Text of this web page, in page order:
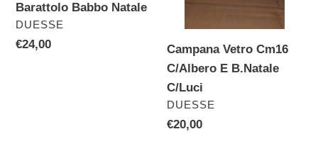
Barattolo Babbo Natale
VENDITORE
DUESSE
Prezzo
€24,00
Campana Vetro Cm16
C/Albero E B.Natale
C/Luci
VENDITORE
DUESSE
Prezzo
€20,00